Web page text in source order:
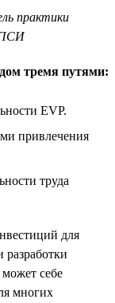
практики
тремя путями:
EVP.
привлечения
труда
для
разработки
себе
многих